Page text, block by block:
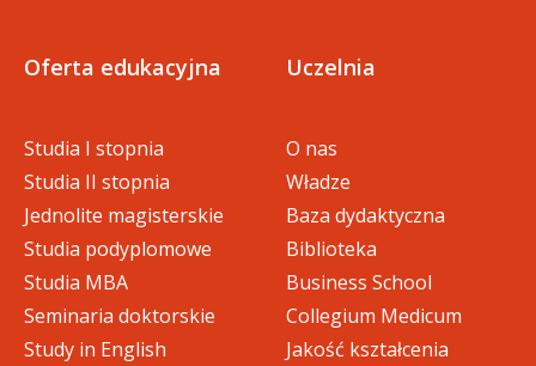
Oferta edukacyjna
Studia I stopnia
Studia II stopnia
Jednolite magisterskie
Studia podyplomowe
Studia MBA
Seminaria doktorskie
Study in English
Uczelnia
O nas
Władze
Baza dydaktyczna
Biblioteka
Business School
Collegium Medicum
Jakość kształcenia